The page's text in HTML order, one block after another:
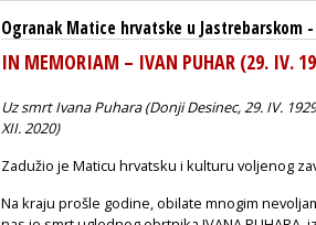
Ogranak Matice hrvatske u Jastrebarskom
IN MEMORIAM – IVAN PUHAR (29. IV.
Uz smrt Ivana Puhara (Donji Desinec, 29. IV.
XII. 2020)
Zadužio je Maticu hrvatsku i kulturu voljenog
Na kraju prošle godine, obilate mnogim